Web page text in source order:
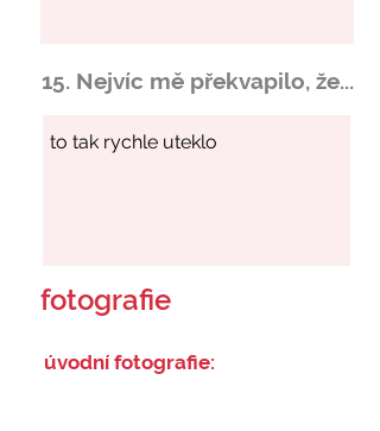
15. Nejvíc mě překvapilo, že...
fotografie
úvodní fotografie: